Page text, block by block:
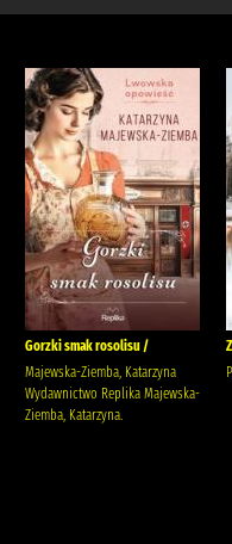
Gorzki smak rosolisu /
Majewska-Ziemba, Katarzyna
Wydawnictwo Replika Majewska-
Ziemba, Katarzyna.